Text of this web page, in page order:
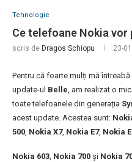
Tehnologie
Ce telefoane Nokia
scris de Dragos Schiopu 23-
Pentru că foarte mulți mă
update-ul Belle, am realizat o
toate telefoanele din generația
acest update. Acestea sunt:
500, Nokia X7, Nokia E7, Nokia
Nokia 603, Nokia 700 și Nokia